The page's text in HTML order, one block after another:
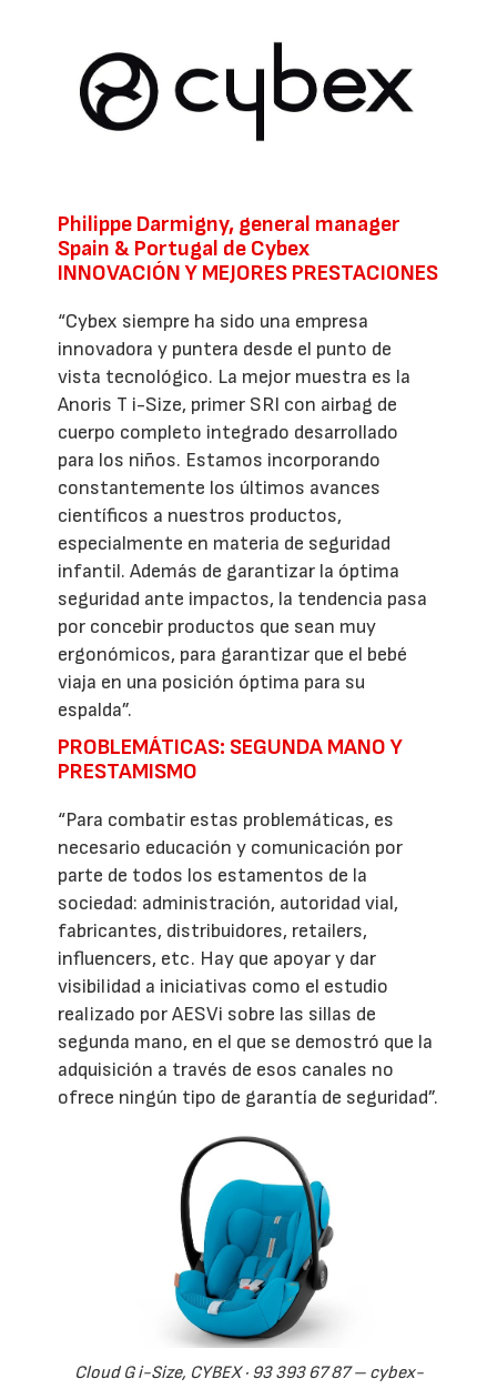
Philippe Darmigny, general manager
Spain & Portugal de Cybex
INNOVACIÓN Y MEJORES PRESTACIONES
“Cybex siempre ha sido una empresa
innovadora y puntera desde el punto de
vista tecnológico. La mejor muestra es la
Anoris T i-Size, primer SRI con airbag de
cuerpo completo integrado desarrollado
para los niños. Estamos incorporando
constantemente los últimos avances
científicos a nuestros productos,
especialmente en materia de seguridad
infantil. Además de garantizar la óptima
seguridad ante impactos, la tendencia pasa
por concebir productos que sean muy
ergonómicos, para garantizar que el bebé
viaja en una posición óptima para su
espalda”.
PROBLEMÁTICAS: SEGUNDA MANO Y
PRESTAMISMO
“Para combatir estas problemáticas, es
necesario educación y comunicación por
parte de todos los estamentos de la
sociedad: administración, autoridad vial,
fabricantes, distribuidores, retailers,
influencers, etc. Hay que apoyar y dar
visibilidad a iniciativas como el estudio
realizado por AESVi sobre las sillas de
segunda mano, en el que se demostró que la
adquisición a través de esos canales no
ofrece ningún tipo de garantía de seguridad”.
Cloud G i-Size, CYBEX · 93 393 67 87 – cybex-